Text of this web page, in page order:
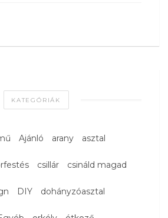
KATEGÓRIÁK
Ajánló arany asztal
csillár csináld magad
DIY dohányzóasztal